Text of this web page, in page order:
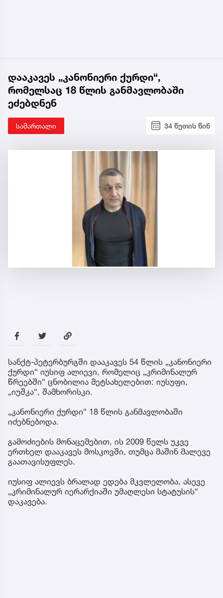
დააკავეს „კანონიერი ქურდი“,
რომელსაც 18 წლის განმავლობაში
ეძებდნენ
სამართალი 34 წუთის წინ
სანქტ-პეტერბურგში დააკავეს 54 წლის „კანონიერი
ქურდი“ იუსიფ ალიევი, რომელიც „კრიმინალურ
წრეებში“ ცნობილია მეტსახელებით: იუსუფი,
„იუშკა“, შამხორისკი.
„კანონიერი ქურდი“ 18 წლის განმავლობაში
იძებნებოდა.
გამოძიების მონაცემებით, ის 2009 წელს უკვე
ერთხელ დააკავეს მოსკოვში, თუმცა მაშინ მალევე
გაათავისუფლეს.
იუსიფ ალიევს ბრალად ედება მკვლელობა, ასევე
„კრიმინალურ იერარქიაში უმაღლესი სტატუსის“
დაკავება.